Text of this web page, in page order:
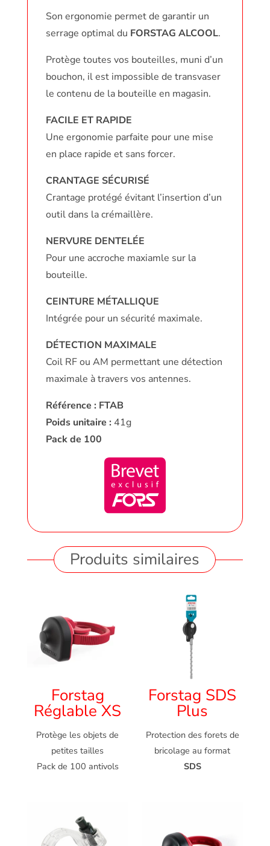
Son ergonomie permet de garantir un
serrage optimal du FORSTAG ALCOOL.
Protège toutes vos bouteilles, muni d’un
bouchon, il est impossible de transvaser
le contenu de la bouteille en magasin.
FACILE ET RAPIDE
Une ergonomie parfaite pour une mise
en place rapide et sans forcer.
CRANTAGE SÉCURISÉ
Crantage protégé évitant l’insertion d’un
outil dans la crémaillère.
NERVURE DENTELÉE
Pour une accroche maxiamle sur la
bouteille.
CEINTURE MÉTALLIQUE
Intégrée pour un sécurité maximale.
DÉTECTION MAXIMALE
Coil RF ou AM permettant une détection
maximale à travers vos antennes.
Référence : FTAB
Poids unitaire : 41g
Pack de 100
Produits similaires
Forstag
Réglable XS
Protège les objets de
petites tailles
Pack de 100 antivols
Forstag SDS
Plus
Protection des forets de
bricolage au format
SDS